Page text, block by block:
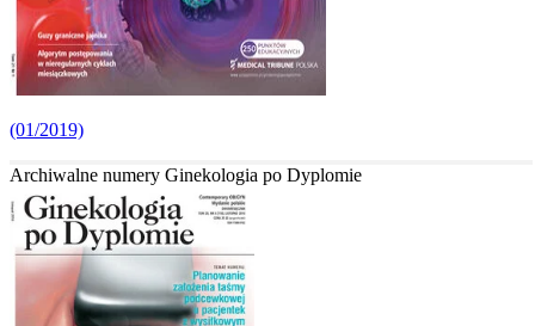
(01/2019)
Archiwalne numery Ginekologia po Dyplomie